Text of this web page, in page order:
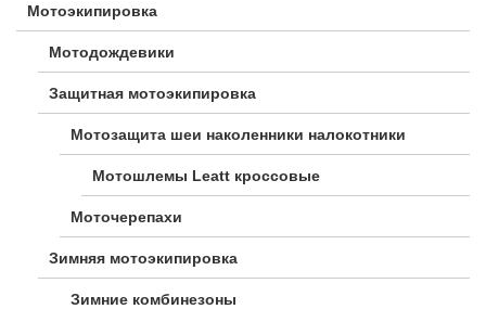
Мотоэкипировка
Мотодождевики
Защитная мотоэкипировка
Мотозащита шеи наколенники налокотники
Мотошлемы Leatt кроссовые
Моточерепахи
Зимняя мотоэкипировка
Зимние комбинезоны